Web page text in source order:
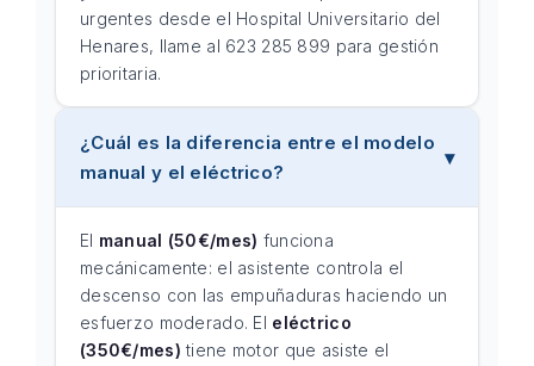
urgentes desde el Hospital Universitario del
Henares, llame al 623 285 899 para gestión
prioritaria.
¿Cuál es la diferencia entre el modelo
manual y el eléctrico?
El manual (50€/mes) funciona
mecánicamente: el asistente controla el
descenso con las empuñaduras haciendo un
esfuerzo moderado. El eléctrico
(350€/mes) tiene motor que asiste el